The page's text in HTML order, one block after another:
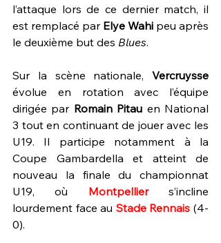
l’attaque lors de ce dernier match, il
est remplacé par Elye Wahi peu après
le deuxième but des Blues.
Sur la scène nationale,
évolue en rotation avec l’équipe
dirigée par Romain Pitau en National
3 tout en continuant de jouer avec les
U19. Il participe notamment à la
Coupe Gambardella et atteint de
nouveau la finale du championnat
U19, où Montpellier s’incline
lourdement face au Stade Rennais (4-
0).